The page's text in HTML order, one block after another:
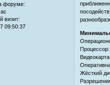
форуме:
визит:
09:50:37
Процессор:
Жёсткий